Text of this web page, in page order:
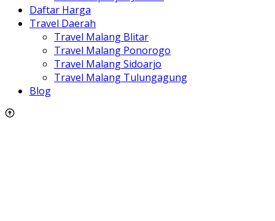
Daftar Harga
Travel Daerah
Travel Malang Blitar
Travel Malang Ponorogo
Travel Malang Sidoarjo
Travel Malang Tulungagung
Blog